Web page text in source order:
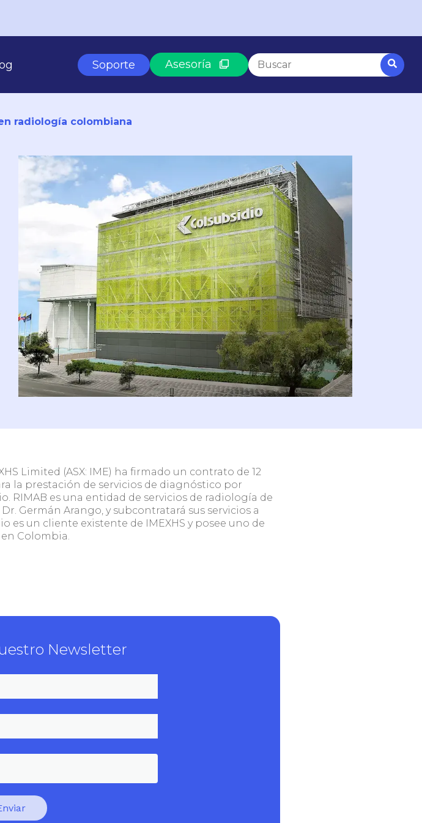
Clínicas y centros con
HIS
Redes de clínicas y
hospitales
Soporte Asesoría Esto es un campo de búsqueda con una
radiología colombiana
Limited (ASX: IME) ha firmado un contrato de 12
la prestación de servicios de diagnóstico por
RIMAB es una entidad de servicios de radiología de
Germán Arango, y subcontratará sus servicios a
es un cliente existente de IMEXHS y posee uno de
Colombia.
Newsletter